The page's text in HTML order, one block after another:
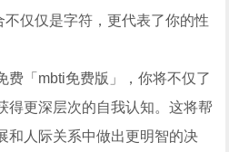
仅仅是字符，更代表了你的性
费「mbti免费版」，你将不仅了
得更深层次的自我认知。这将帮
和人际关系中做出更明智的决